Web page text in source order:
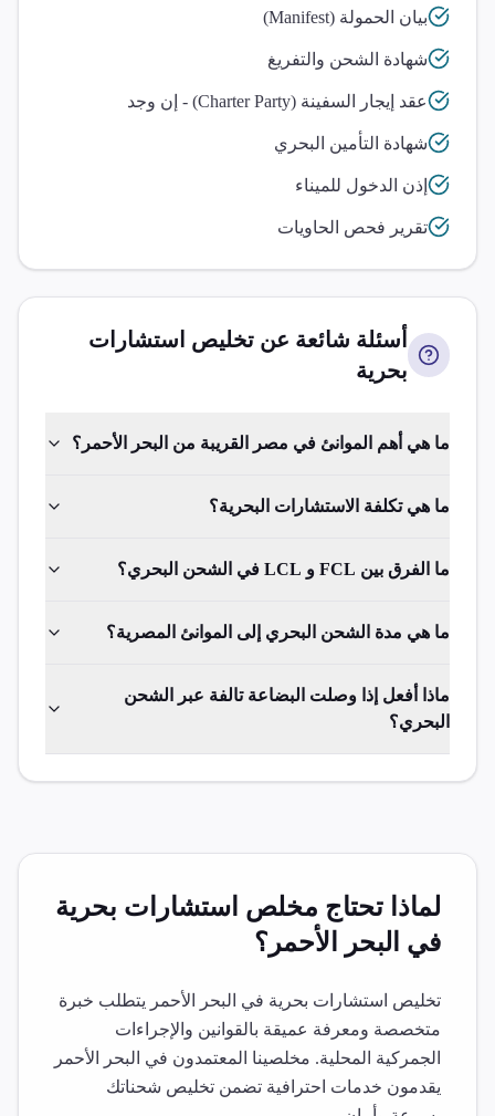
بيان الحمولة (Manifest)
شهادة الشحن والتفريغ
عقد إيجار السفينة (Charter Party) - إن وجد
شهادة التأمين البحري
إذن الدخول للميناء
تقرير فحص الحاويات
أسئلة شائعة عن تخليص استشارات
بحرية
ما هي أهم الموانئ في مصر القريبة من البحر الأحمر؟
ما هي تكلفة الاستشارات البحرية؟
ما الفرق بين FCL و LCL في الشحن البحري؟
ما هي مدة الشحن البحري إلى الموانئ المصرية؟
ماذا أفعل إذا وصلت البضاعة تالفة عبر الشحن
البحري؟
لماذا تحتاج مخلص استشارات بحرية
في البحر الأحمر ؟
تخليص استشارات بحرية في البحر الأحمر يتطلب خبرة
متخصصة ومعرفة عميقة بالقوانين والإجراءات
الجمركية المحلية. مخلصينا المعتمدون في البحر الأحمر
يقدمون خدمات احترافية تضمن تخليص شحناتك